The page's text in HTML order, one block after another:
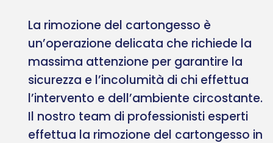
La rimozione del cartongesso è
un’operazione delicata che richiede la
massima attenzione per garantire la
sicurezza e l’incolumità di chi effettua
l’intervento e dell’ambiente circostante.
Il nostro team di professionisti esperti
effettua la rimozione del cartongesso in